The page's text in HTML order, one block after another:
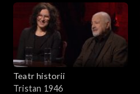
Teatr historii
Tristan 1946